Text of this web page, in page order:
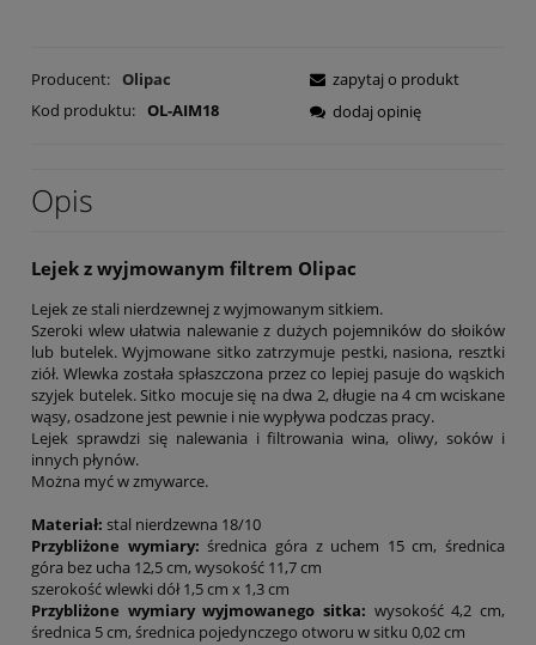
Producent: Olipac
Kod produktu: OL-AIM18
zapytaj o produkt
dodaj opinię
Opis
Lejek z wyjmowanym filtrem Olipac
Lejek ze stali nierdzewnej z wyjmowanym sitkiem.
Szeroki wlew ułatwia nalewanie z dużych pojemników do słoików
lub butelek. Wyjmowane sitko zatrzymuje pestki, nasiona, resztki
ziół. Wlewka została spłaszczona przez co lepiej pasuje do wąskich
szyjek butelek. Sitko mocuje się na dwa 2, długie na 4 cm wciskane
wąsy, osadzone jest pewnie i nie wypływa podczas pracy.
Lejek sprawdzi się nalewania i filtrowania wina, oliwy, soków i
innych płynów.
Można myć w zmywarce.
Materiał: stal nierdzewna 18/10
Przybliżone wymiary: średnica góra z uchem 15 cm, średnica
góra bez ucha 12,5 cm, wysokość 11,7 cm
szerokość wlewki dół 1,5 cm x 1,3 cm
Przybliżone wymiary wyjmowanego sitka: wysokość 4,2 cm,
średnica 5 cm, średnica pojedynczego otworu w sitku 0,02 cm